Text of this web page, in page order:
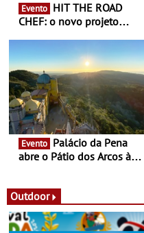
Evento
CHEF: o novo projeto
Queiroz Ribeiro - Um novo
conceito gastronómico
itinerante que percorre
Portugal
Evento
abre o Pátio dos Arcos à
Outdoor